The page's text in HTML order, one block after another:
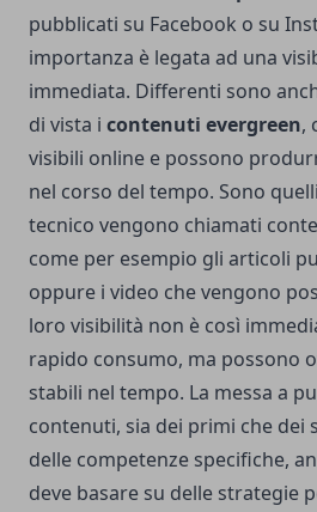
pubblicati su Facebook o su
importanza è legata ad una
immediata. Differenti sono
di vista i contenuti evergreen,
visibili online e possono
nel corso del tempo. Sono
tecnico vengono chiamati
come per esempio gli articoli
oppure i video che vengono
loro visibilità non è così
rapido consumo, ma possono
stabili nel tempo. La messa a
contenuti, sia dei primi che dei
delle competenze specifiche,
deve basare su delle strategie